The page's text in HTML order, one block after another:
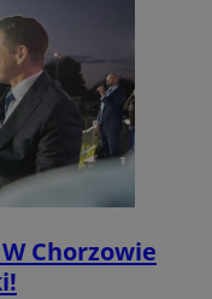
Chorzowie